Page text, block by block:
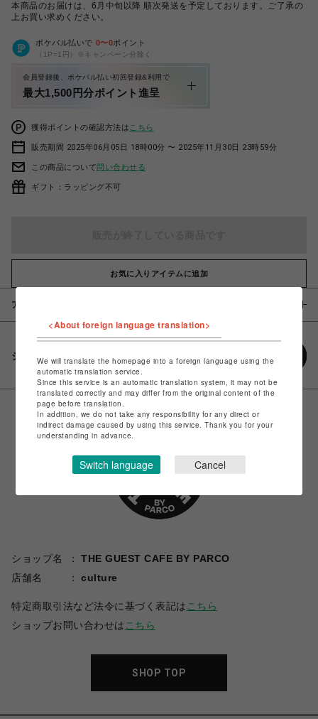
本商品のお届けは、6月中旬以降 順次発送を予定しております。ご了承の
上お買い求めください。
ポケパル払いで 0〜0ポイント
（1P=1円）※キャンペーン分除く
会員登録後、ポケパル払い初回登録&利用で
最大1,500円分ポイント進呈
獲得ポイントの確認方法は こちら
販売期間 2025年06月05日 18時00分 〜 2025年11月30日 23時59分
この商品について問い合わせる
ギフト：ラッピング不可
お気に入りアイテムに追加
アイテム説明 / 素材
シェアする
ショップ名
THE GUEST CAFE BY PARCO
店舗名
culture
特定商取引法など法令に基づく表記は こちら
ショップお問い合わせは こちら
SHOP TOP
<About foreign language translation>
We will translate the homepage into a foreign language using the
automatic translation service.
Since this service is an automatic translation system, it may not be
translated correctly and may differ from the original content of the
page before translation.
In addition, we do not take any responsibility for any direct or
indirect damage caused by using this service. Thank you for your
understanding in advance.
Switch language Cancel